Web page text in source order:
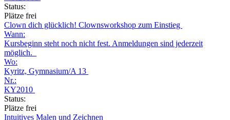
Status:
Plätze frei
Clown dich glücklich! Clownsworkshop zum Einstieg
Wann:
Kursbeginn steht noch nicht fest. Anmeldungen sind jederzeit
möglich.
Wo:
Kyritz, Gymnasium/A 13
Nr.:
KY2010
Status:
Plätze frei
Intuitives Malen und Zeichnen